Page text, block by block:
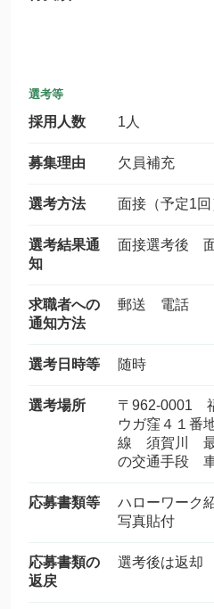
選考等
採用人数 1人
募集理由 欠員補充
選考方法 面接（予定1回
選考結果通
知
面接選考後
求職者への
通知方法
郵送 電話
選考日時等 随時
選考場所
〒962-0001
ウガ窪４１
線 須賀川 最
の交通手段
応募書類等
ハローワー
写真貼付
応募書類の
返戻
選考後は返却